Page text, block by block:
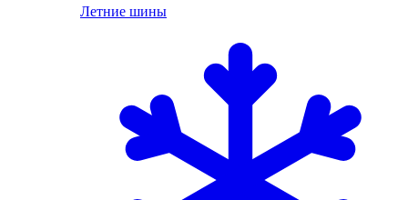
Летние шины